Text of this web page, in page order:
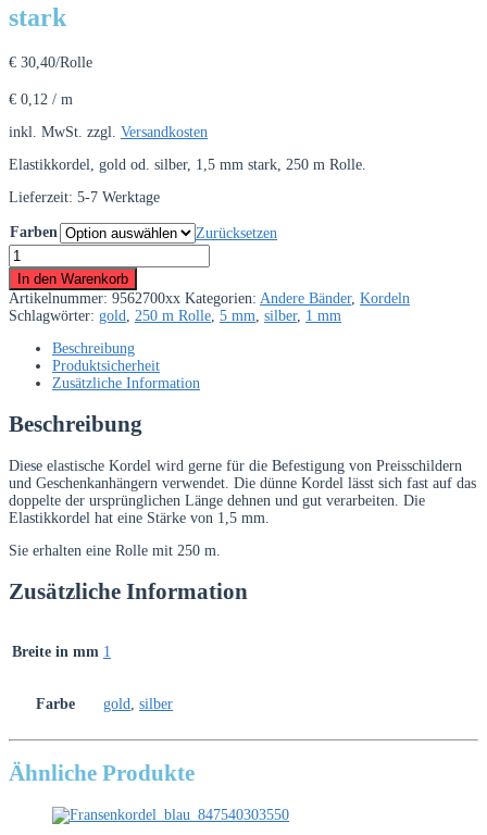
stark
€ 30,40/Rolle
€ 0,12 / m
inkl. MwSt. zzgl. Versandkosten
Elastikkordel, gold od. silber, 1,5 mm stark, 250 m Rolle.
Lieferzeit: 5-7 Werktage
Farben
Zurücksetzen
Elastikkordel,
gold
od.
silber,
1,5
stark
Menge
In den Warenkorb
Artikelnummer: 9562700xx Kategorien: Andere Bänder, Kordeln
Schlagwörter: gold 250 m Rolle 5 mm silber, 1 mm
Beschreibung
Produktsicherheit
Zusätzliche Information
Beschreibung
Diese elastische Kordel wird gerne für die Befestigung von Preisschildern
und Geschenkanhängern verwendet. Die dünne Kordel lässt sich fast auf das
doppelte der ursprünglichen Länge dehnen und gut verarbeiten. Die
Elastikkordel hat eine Stärke von 1,5 mm.
Sie erhalten eine Rolle mit 250 m.
Zusätzliche Information
Breite in mm 1
Farbe gold silber
Ähnliche Produkte